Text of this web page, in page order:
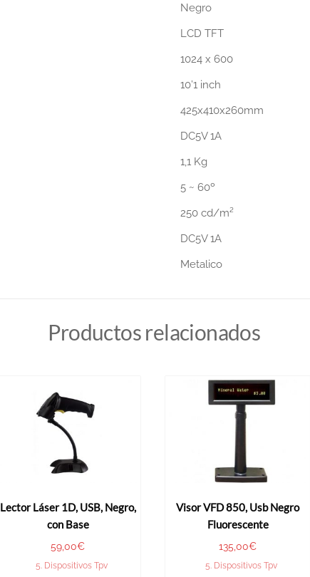
Negro
LCD TFT
1024 x 600
10’1 inch
425x410x260mm
DC5V 1A
1,1 Kg
5 ~ 60º
250 cd/m²
DC5V 1A
Metalico
Productos relacionados
Lector Láser 1D, USB, Negro,
con Base
59,00€
5. Dispositivos Tpv
Visor VFD 850, Usb Negro
Fluorescente
135,00€
5. Dispositivos Tpv